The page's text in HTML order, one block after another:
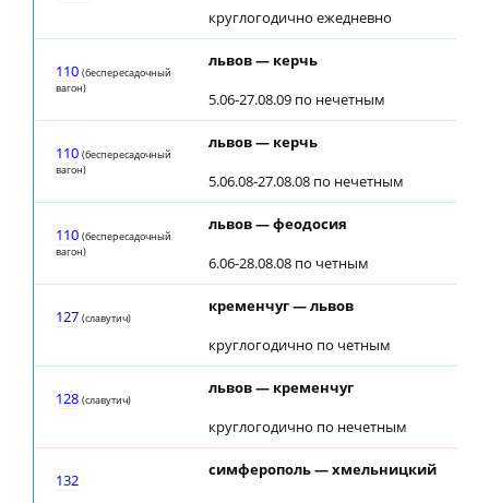
круглогодично ежедневно
110 (беспересадочный
вагон)
львов — керчь
5.06-27.08.09 по нечетным
110 (беспересадочный
вагон)
львов — керчь
5.06.08-27.08.08 по нечетным
110 (беспересадочный
вагон)
львов — феодосия
6.06-28.08.08 по четным
127 (славутич)
кременчуг — львов
круглогодично по четным
128 (славутич)
львов — кременчуг
круглогодично по нечетным
132
симферополь — хмельницкий